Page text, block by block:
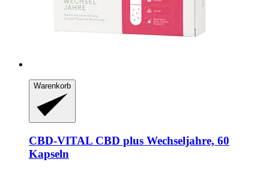
Warenkorb
CBD-VITAL CBD plus Wechseljahre, 60
Kapseln